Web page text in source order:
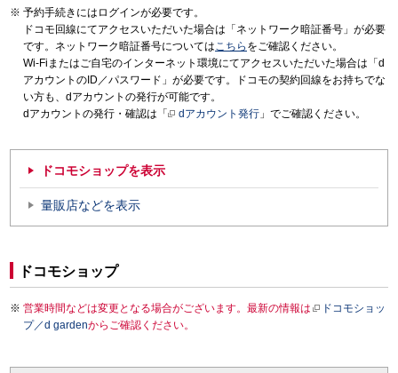
予約手続きにはログインが必要です。
ドコモ回線にてアクセスいただいた場合は「ネットワーク暗証番号」が必要
です。ネットワーク暗証番号についてはこちら をご確認ください。
Wi-Fiまたはご自宅のインターネット環境にてアクセスいただいた場合は「d
アカウントのID／パスワード」が必要です。ドコモの契約回線をお持ちでな
い方も、dアカウントの発行が可能です。
dアカウントの発行・確認は「
dアカウント発行 」でご確認ください。
ドコモショップを表示
量販店などを表示
ドコモショップ
営業時間などは変更となる場合がございます。最新の情報は
ドコモショッ
プ／d gardenからご確認ください。